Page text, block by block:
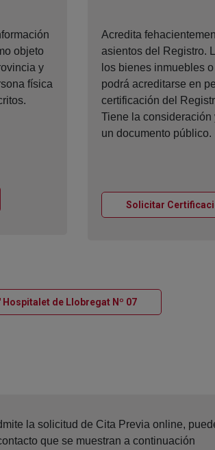
objeto
y
física
nueva
Acredita
asientos del Registro.
los bienes inmuebles
podrá acreditarse en
certificación del
Tiene la consideración
un documento público.
Solicitar
de Llobregat Nº 07Ventana nueva
la solicitud de Cita Previa online,
que se muestran a continuación